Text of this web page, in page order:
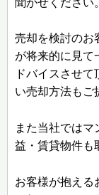
売却を検討のお
が将来的に見て
ドバイスさせ
い売却方法もご
また当社ではマ
益・賃貸物件も
お客様が抱える